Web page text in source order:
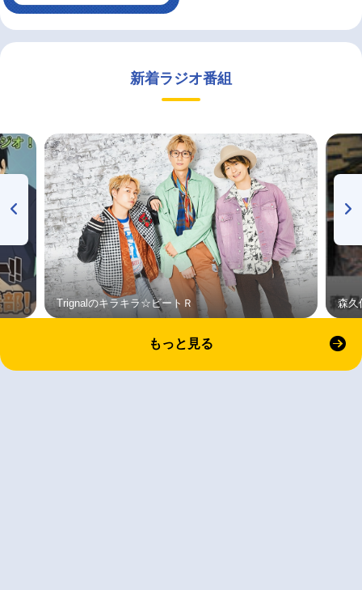
新着ラジオ番組
Trignalのキラキラ☆ビートＲ 森久
もっと見る